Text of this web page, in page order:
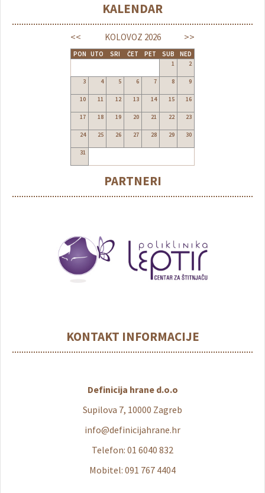
KALENDAR
<< >>
KOLOVOZ 2026
PON UTO SRI ČET PET SUB NED
1 2
3 4 5 6 7 8 9
10 11 12 13 14 15 16
17 18 19 20 21 22 23
24 25 26 27 28 29 30
31
PARTNERI
KONTAKT INFORMACIJE
Definicija hrane d.o.o
Supilova 7, 10000 Zagreb
info@definicijahrane.hr
Telefon: 01 6040 832
Mobitel: 091 767 4404